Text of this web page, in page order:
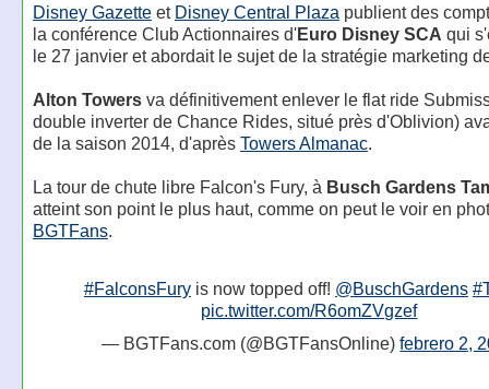
Disney Gazetteet Disney Central Plaza publient des
la conférence Club Actionnaires d'Euro Disney SCA qui
le 27 janvier et abordait le sujet de la stratégie marketing
Alton Towersva définitivement enlever le flat ride
double inverter de Chance Rides, situé près d'Oblivion)
de la saison 2014, d'après Towers Almanac.
La tour de chute libre Falcon's Fury, à Busch Gardens
atteint son point le plus haut, comme on peut le voir en
BGTFans.
#FalconsFuryis now topped off! @BuschGardens
pic.twitter.com/R6omZVgzef
— BGTFans.com (@BGTFansOnline)febrero 2,